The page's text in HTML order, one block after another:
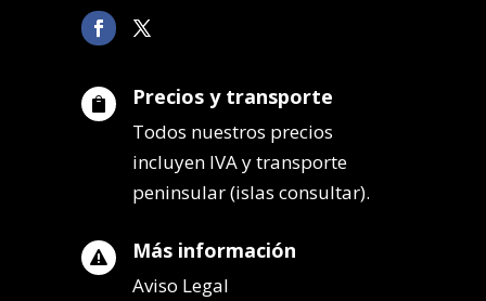
 Precios y transporte
Todos nuestros precios
incluyen IVA y transporte
peninsular (islas consultar).
 Más información
Aviso Legal